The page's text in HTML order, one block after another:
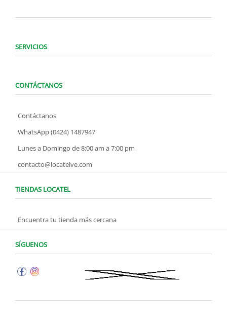
SERVICIOS
CONTÁCTANOS
Contáctanos
WhatsApp (0424) 1487947
Lunes a Domingo de 8:00 am a 7:00 pm
contacto@locatelve.com
TIENDAS LOCATEL
Encuentra tu tienda más cercana
SÍGUENOS